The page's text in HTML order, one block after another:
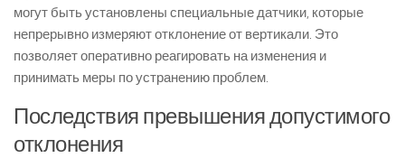
могут быть установлены специальные датчики, которые
непрерывно измеряют отклонение от вертикали. Это
позволяет оперативно реагировать на изменения и
принимать меры по устранению проблем.
Последствия превышения допустимого
отклонения